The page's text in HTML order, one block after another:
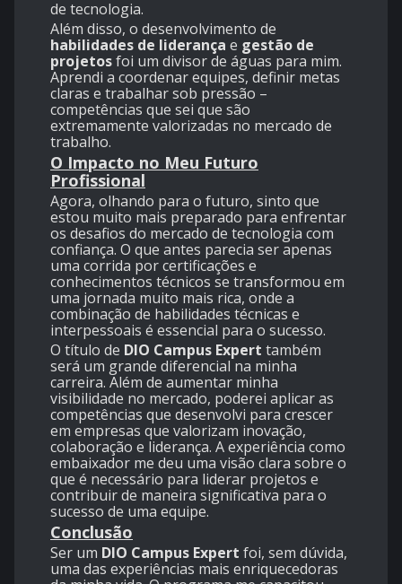
de tecnologia.
Além disso, o desenvolvimento de
habilidades de liderança e gestão de
projetosfoi um divisor de águas para mim.
Aprendi a coordenar equipes, definir metas
claras e trabalhar sob pressão –
competências que sei que são
extremamente valorizadas no mercado de
trabalho.
O Impacto no Meu Futuro
Profissional
Agora, olhando para o futuro, sinto que
estou muito mais preparado para enfrentar
os desafios do mercado de tecnologia com
confiança. O que antes parecia ser apenas
uma corrida por certificações e
conhecimentos técnicos se transformou em
uma jornada muito mais rica, onde a
combinação de habilidades técnicas e
interpessoais é essencial para o sucesso.
O título de DIO Campus Expert também
será um grande diferencial na minha
carreira. Além de aumentar minha
visibilidade no mercado, poderei aplicar as
competências que desenvolvi para crescer
em empresas que valorizam inovação,
colaboração e liderança. A experiência como
embaixador me deu uma visão clara sobre o
que é necessário para liderar projetos e
contribuir de maneira significativa para o
sucesso de uma equipe.
Conclusão
Ser um DIO Campus Expert foi, sem dúvida,
uma das experiências mais enriquecedoras